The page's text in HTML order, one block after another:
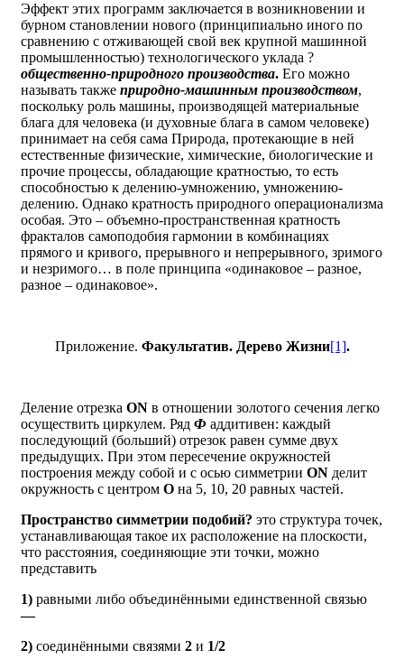
Эффект этих программ заключается в возникновении и
бурном становлении нового (принципиально иного по
сравнению с отживающей свой век крупной машинной
промышленностью) технологического уклада ?
общественно-природного производства. Его можно
называть также природно-машинным производством,
поскольку роль машины, производящей материальные
блага для человека (и духовные блага в самом человеке)
принимает на себя сама Природа, протекающие в ней
естественные физические, химические, биологические и
прочие процессы, обладающие кратностью, то есть
способностью к делению-умножению, умножению-
делению. Однако кратность природного операционализма
особая. Это – объемно-пространственная кратность
фракталов самоподобия гармонии в комбинациях
прямого и кривого, прерывного и непрерывного, зримого
и незримого… в поле принципа «одинаковое – разное,
разное – одинаковое».
Приложение. Факультатив. Дерево Жизни[1].
Деление отрезка ON в отношении золотого сечения легко
осуществить циркулем. Ряд Ф аддитивен: каждый
последующий (больший) отрезок равен сумме двух
предыдущих. При этом пересечение окружностей
построения между собой и с осью симметрии ON делит
окружность с центром О на 5, 10, 20 равных частей.
Пространство симметрии подобий? это структура точек,
устанавливающая такое их расположение на плоскости,
что расстояния, соединяющие эти точки, можно
представить
1) равными либо объединёнными единственной связью
—
2) соединёнными связями 2 и 1/2